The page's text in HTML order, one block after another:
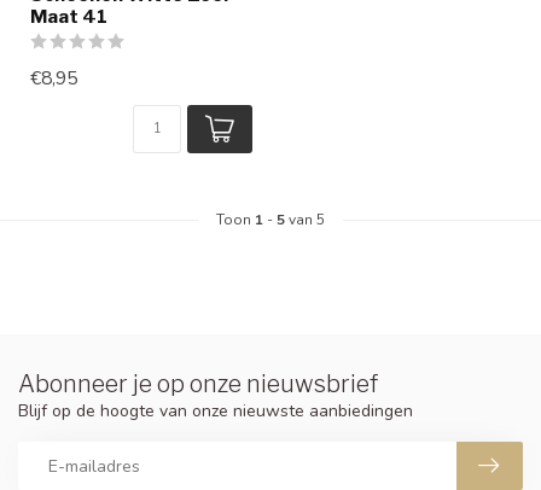
Maat 41
€8,95
Toon 1 -5van 5
Abonneer je op onze nieuwsbrief
Blijf op de hoogte van onze nieuwste aanbiedingen